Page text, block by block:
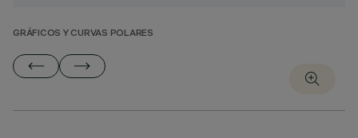
GRÁFICOS Y CURVAS POLARES